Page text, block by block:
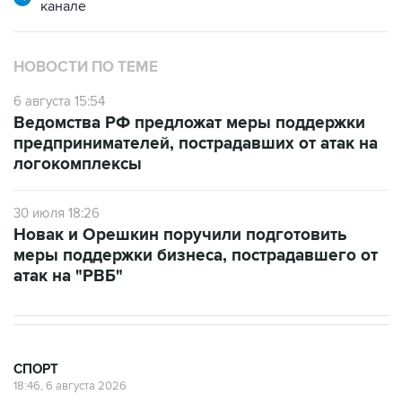
канале
НОВОСТИ ПО ТЕМЕ
6 августа 15:54
Ведомства РФ предложат меры поддержки
предпринимателей, пострадавших от атак на
логокомплексы
30 июля 18:26
Новак и Орешкин поручили подготовить
меры поддержки бизнеса, пострадавшего от
атак на "РВБ"
СПОРТ
18:46, 6 августа 2026